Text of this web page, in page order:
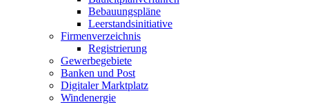
Bebauungspläne
Leerstandsinitiative
Firmenverzeichnis
Registrierung
Gewerbegebiete
Banken und Post
Digitaler Marktplatz
Windenergie